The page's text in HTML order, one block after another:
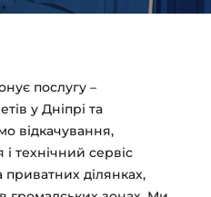
послугу –
у Дніпрі та
відкачування,
технічний сервіс
приватних ділянках,